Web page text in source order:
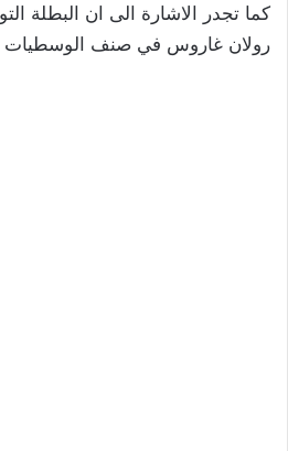
كما تجدر الاشارة الى ان البطلة
رولان غاروس في صنف الوسطيات سنة